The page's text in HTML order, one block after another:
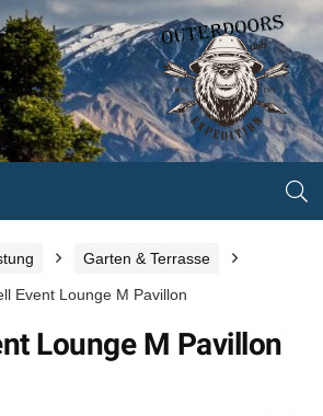
Garten & Terrasse
Event Lounge M Pavillon
Lounge M Pavillon